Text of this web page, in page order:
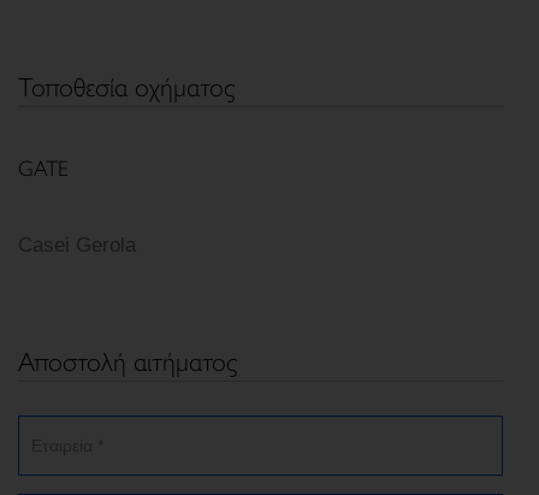
Τοποθεσία οχήματος
GATE
Casei Gerola
Αποστολή αιτήματος